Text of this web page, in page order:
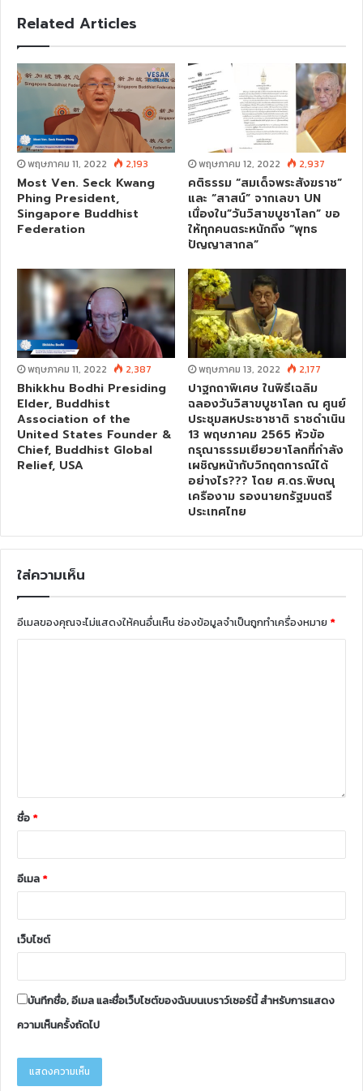
t
e
Related Articles
พฤษภาคม 11, 2022 2,193
Most Ven. Seck Kwang
Phing President,
Singapore Buddhist
Federation
พฤษภาคม 12, 2022 2,937
คติธรรม “สมเด็จพระสังฆราช”
และ “สาสน์” จากเลขา UN
เนื่องใน”วันวิสาขบูชาโลก” ขอ
ให้ทุกคนตระหนักถึง “พุทธ
ปัญญาสากล”
พฤษภาคม 11, 2022 2,387
Bhikkhu Bodhi Presiding
Elder, Buddhist
Association of the
United States Founder &
Chief, Buddhist Global
Relief, USA
พฤษภาคม 13, 2022 2,177
ปาฐกถาพิเศษ ในพิธีเฉลิม
ฉลองวันวิสาขบูชาโลก ณ ศูนย์
ประชุมสหประชาชาติ ราชดำเนิน
13 พฤษภาคม 2565 หัวข้อ
กรุณาธรรมเยียวยาโลกที่กำลัง
เผชิญหน้ากับวิกฤตการณ์ได้
อย่างไร??? โดย ศ.ดร.พิษณุ
เครืองาม รองนายกรัฐมนตรี
ประเทศไทย
ใส่ความเห็น
อีเมลของคุณจะไม่แสดงให้คนอื่นเห็นช่องข้อมูลจำเป็นถูกทำเครื่องหมาย *
ชื่อ *
อีเมล *
เว็บไซต์
บันทึกชื่อ, อีเมล และชื่อเว็บไซต์ของฉันบนเบราว์เซอร์นี้ สำหรับการแสดง
ความเห็นครั้งถัดไป